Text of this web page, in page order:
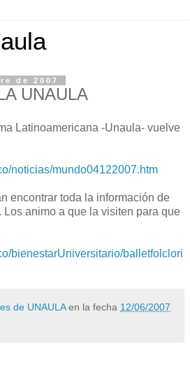
de 2007
UNAULA
Latinoamericana -Unaula- vuelve
noticias/mundo04122007.htm
encontrar toda la información de
animo a que la visiten para que
bienestarUniversitario/balletfolclori
de UNAULA en la fecha 12/06/2007